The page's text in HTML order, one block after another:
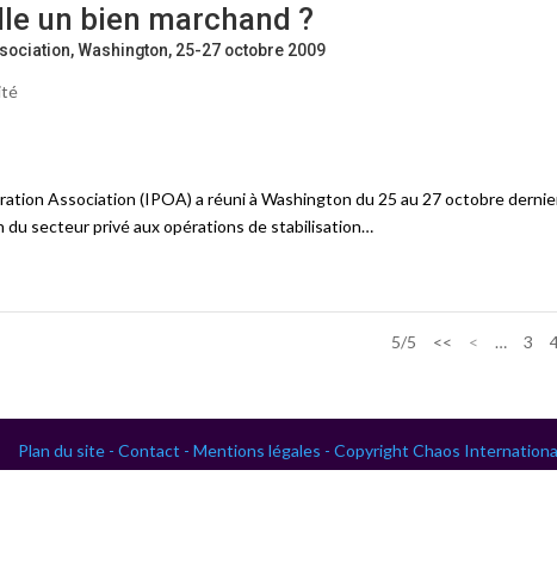
un bien marchand ?
Washington, 25-27 octobre 2009
Association (IPOA) a réuni à Washington du 25 au 27 octobre
secteur privé aux opérations de stabilisation…
5/5 << < … 3
Plan du site - Contact - Mentions légales - Copyright Chaos